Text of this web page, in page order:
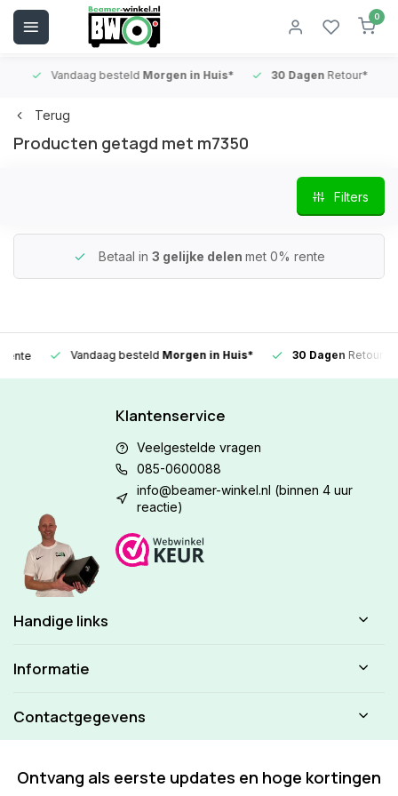
0
Vandaag besteldMorgen in Huis* 30 DagenRetour*
Terug
Producten getagd met m7350
Filters
Betaal in 3 gelijke delen met 0% rente
Vandaag besteldMorgen in Huis* 30 DagenRetour*
Klantenservice
Veelgestelde vragen
085-0600088
info@beamer-winkel.nl (binnen 4 uur
reactie)
Handige links
Informatie
Contactgegevens
Ontvang als eerste updates en hoge kortingen